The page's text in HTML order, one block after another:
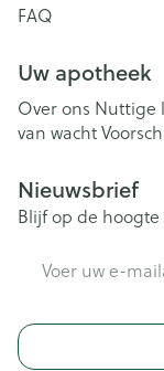
FAQ
Uw apotheek
Over ons Nuttige
van wacht
Nieuwsbrief
Blijf op de